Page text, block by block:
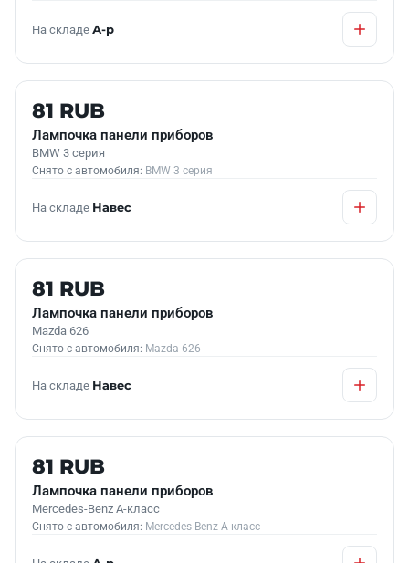
На складе А-р
Б/У В НАЛИЧИИ
81 RUB
Лампочка панели приборов
BMW 3 серия
Снято с автомобиля: BMW 3 серия
На складе Навес
Б/У В НАЛИЧИИ
81 RUB
Лампочка панели приборов
Mazda 626
Снято с автомобиля: Mazda 626
На складе Навес
Б/У В НАЛИЧИИ
81 RUB
Лампочка панели приборов
Mercedes-Benz A-класс
Снято с автомобиля: Mercedes-Benz A-класс